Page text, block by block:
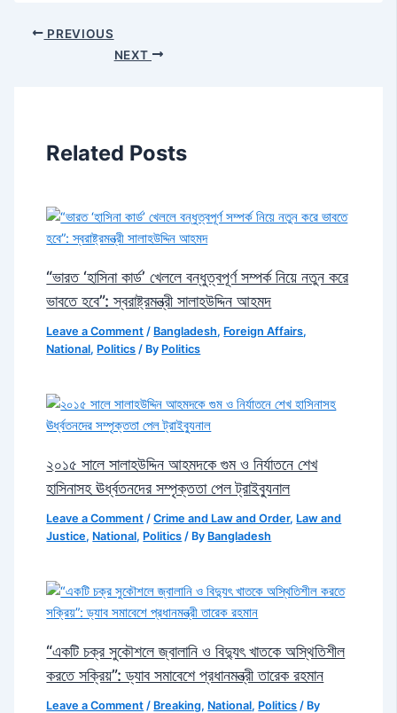
PREVIOUS
NEXT
Related Posts
“ভারত ‘হাসিনা কার্ড’ খেললে বন্ধুত্বপূর্ণ সম্পর্ক নিয়ে নতুন করে
ভাবতে হবে”: স্বরাষ্ট্রমন্ত্রী সালাহউদ্দিন আহমদ
Leave a Comment / Bangladesh, Foreign Affairs,
National, Politics / By Politics
২০১৫ সালে সালাহউদ্দিন আহমদকে গুম ও নির্যাতনে শেখ
হাসিনাসহ ঊর্ধ্বতনদের সম্পৃক্ততা পেল ট্রাইব্যুনাল
Leave a Comment /Crime and Law and Order, Law and
Justice, National, Politics / By Bangladesh
“একটি চক্র সুকৌশলে জ্বালানি ও বিদ্যুৎ খাতকে অস্থিতিশীল
করতে সক্রিয়”: ড্যাব সমাবেশে প্রধানমন্ত্রী তারেক রহমান
Leave a Comment / Breaking, National, Politics / By